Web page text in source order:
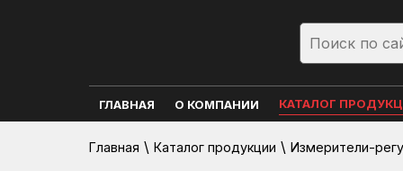
ГЛАВНАЯ О КОМПАНИИ КАТАЛОГ
Главная \ Каталог продукции \ Измерители-